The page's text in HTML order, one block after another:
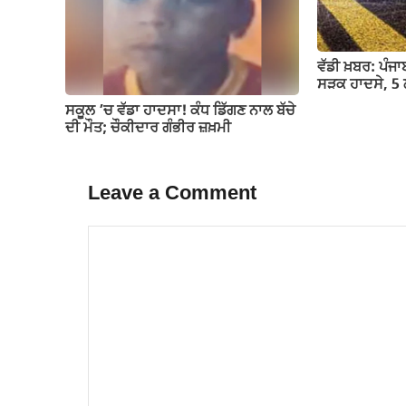
ਸਕੂਲ ’ਚ ਵੱਡਾ ਹਾਦਸਾ! ਕੰਧ ਡਿੱਗਣ ਨਾਲ ਬੱਚੇ
ਦੀ ਮੌਤ; ਚੌਕੀਦਾਰ ਗੰਭੀਰ ਜ਼ਖ਼ਮੀ
ਵੱਡੀ ਖ਼ਬਰ:
ਸੜਕ ਹਾਦਸੇ, 5
Leave a Comment